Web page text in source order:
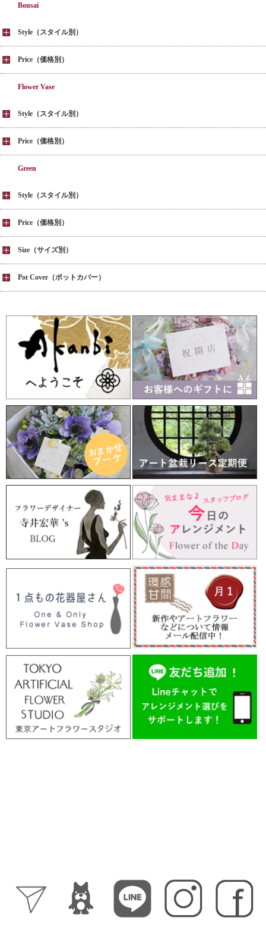
Bonsai
Style（スタイル別）
Price（価格別）
Flower Vase
Style（スタイル別）
Price（価格別）
Green
Style（スタイル別）
Price（価格別）
Size（サイズ別）
Pot Cover（ポットカバー）